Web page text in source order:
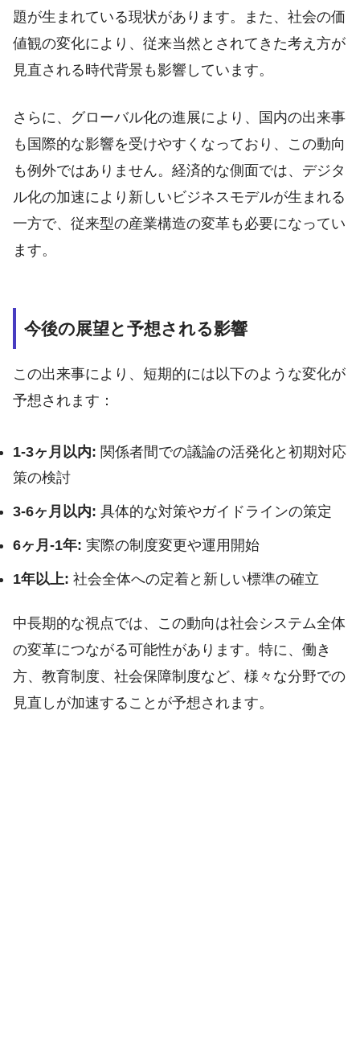
題が生まれている現状があります。また、社会の価
値観の変化により、従来当然とされてきた考え方が
見直される時代背景も影響しています。
さらに、グローバル化の進展により、国内の出来事
も国際的な影響を受けやすくなっており、この動向
も例外ではありません。経済的な側面では、デジタ
ル化の加速により新しいビジネスモデルが生まれる
一方で、従来型の産業構造の変革も必要になってい
ます。
今後の展望と予想される影響
この出来事により、短期的には以下のような変化が
予想されます：
1-3ヶ月以内: 関係者間での議論の活発化と初期対応
策の検討
3-6ヶ月以内: 具体的な対策やガイドラインの策定
6ヶ月-1年: 実際の制度変更や運用開始
1年以上: 社会全体への定着と新しい標準の確立
中長期的な視点では、この動向は社会システム全体
の変革につながる可能性があります。特に、働き
方、教育制度、社会保障制度など、様々な分野での
見直しが加速することが予想されます。